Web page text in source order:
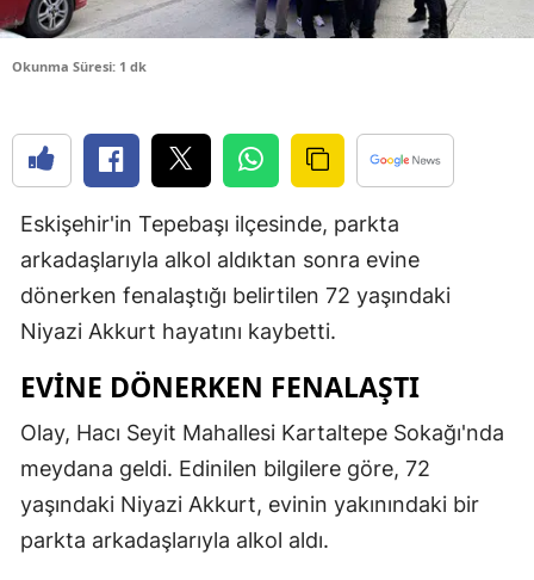
Şanlıurfa
Yozgat
Bayburt
Şırnak
Okunma Süresi: 1 dk
Eskişehir'in Tepebaşı ilçesinde, parkta
arkadaşlarıyla alkol aldıktan sonra evine
dönerken fenalaştığı belirtilen 72 yaşındaki
Niyazi Akkurt hayatını kaybetti.
EVINE DÖNERKEN FENALAŞTI
Olay, Hacı Seyit Mahallesi Kartaltepe Sokağı'nda
meydana geldi. Edinilen bilgilere göre, 72
yaşındaki Niyazi Akkurt, evinin yakınındaki bir
parkta arkadaşlarıyla alkol aldı.